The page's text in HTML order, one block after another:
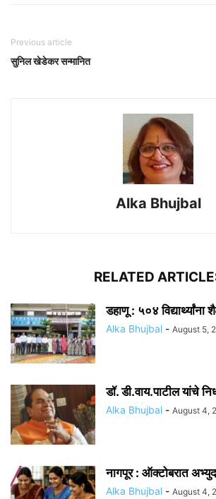
Previous article
सुनिल खेडेकर सन्मानित
Alka Bhujbal
RELATED
डहाणू : ५०४ विद्यार्थ्यांना
Alka Bhujbal - August 5,
डॉ. डी.वाय.पाटील यांचे
Alka Bhujbal - August 4,
नागपूर : ऑक्टोबरात
Alka Bhujbal - August 4,